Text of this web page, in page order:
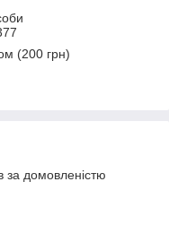
(200 грн)
за домовленістю